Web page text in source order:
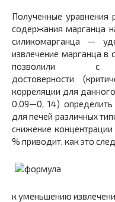
Полученные уравнения
содержания марганца
силикомарганца —
извлечение марганца в
позволили с
достоверности
корреляции для
0,09—0, 14) определить
для печей различных
снижение
% приводит, как это
к уменьшению